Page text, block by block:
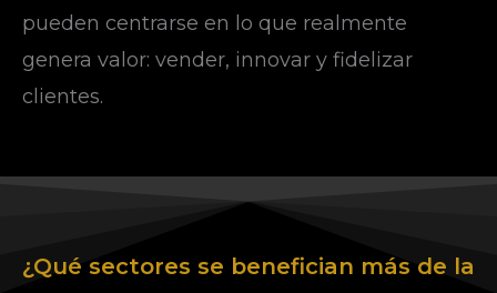
pueden centrarse en lo que realmente
genera valor: vender, innovar y fidelizar
clientes.
¿Qué sectores se benefician más de la